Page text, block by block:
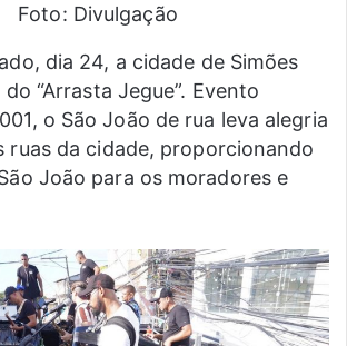
Foto: Divulgação
dia 24, a cidade de Simões
“Arrasta Jegue”. Evento
o São João de rua leva alegria
ruas da cidade, proporcionando
João para os moradores e